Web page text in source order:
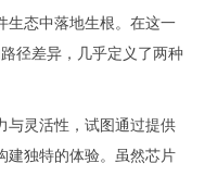
生态中落地生根。在这一
径差异，几乎定义了两种
与灵活性，试图通过提供
建独特的体验。虽然芯片